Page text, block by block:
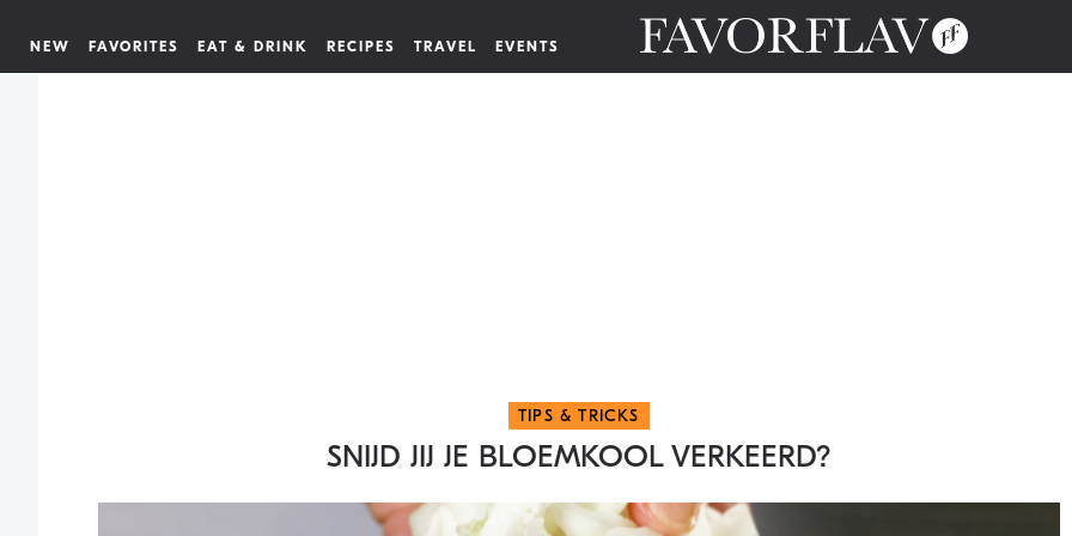
NEW FAVORITES EAT & DRINK RECIPES TRAVEL EVENTS
TIPS & TRICKS
SNIJD JIJ JE BLOEMKOOL VERKEERD?